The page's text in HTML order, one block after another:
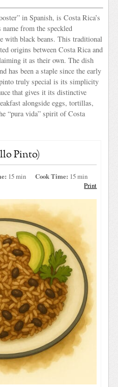
in Spanish, is Costa Rica’s
from the speckled
with black beans. This traditional
origins between Costa Rica and
it as their own. The dish
has been a staple since the early
truly special is its simplicity
that gives it its distinctive
alongside eggs, tortillas,
“pura vida” spirit of Costa
Pinto)
15 min Cook Time: 15 min
Print